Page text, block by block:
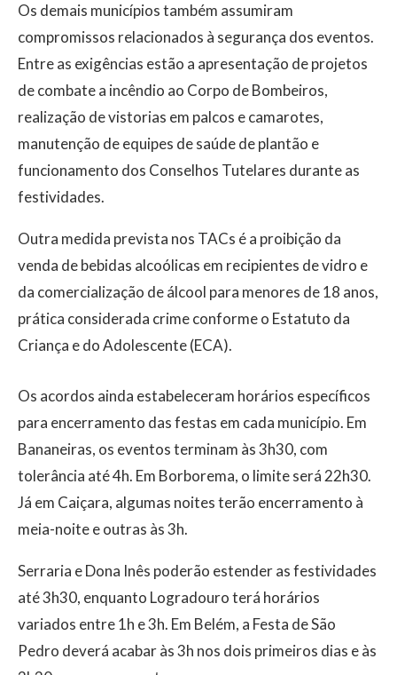
Os demais municípios também assumiram
compromissos relacionados à segurança dos eventos.
Entre as exigências estão a apresentação de projetos
de combate a incêndio ao Corpo de Bombeiros,
realização de vistorias em palcos e camarotes,
manutenção de equipes de saúde de plantão e
funcionamento dos Conselhos Tutelares durante as
festividades.
Outra medida prevista nos TACs é a proibição da
venda de bebidas alcoólicas em recipientes de vidro e
da comercialização de álcool para menores de 18 anos,
prática considerada crime conforme o Estatuto da
Criança e do Adolescente (ECA).
Os acordos ainda estabeleceram horários específicos
para encerramento das festas em cada município. Em
Bananeiras, os eventos terminam às 3h30, com
tolerância até 4h. Em Borborema, o limite será 22h30.
Já em Caiçara, algumas noites terão encerramento à
meia-noite e outras às 3h.
Serraria e Dona Inês poderão estender as festividades
até 3h30, enquanto Logradouro terá horários
variados entre 1h e 3h. Em Belém, a Festa de São
Pedro deverá acabar às 3h nos dois primeiros dias e às